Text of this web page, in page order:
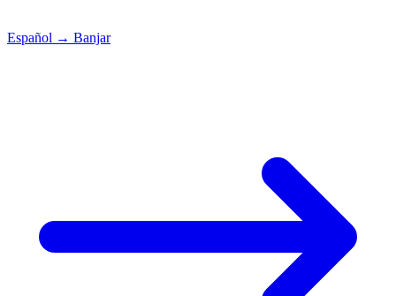
Español → Banjar